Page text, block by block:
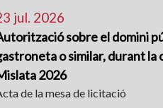
jul. 2026
sobre el domini
o similar, durant la
2026
de la mesa de licitació